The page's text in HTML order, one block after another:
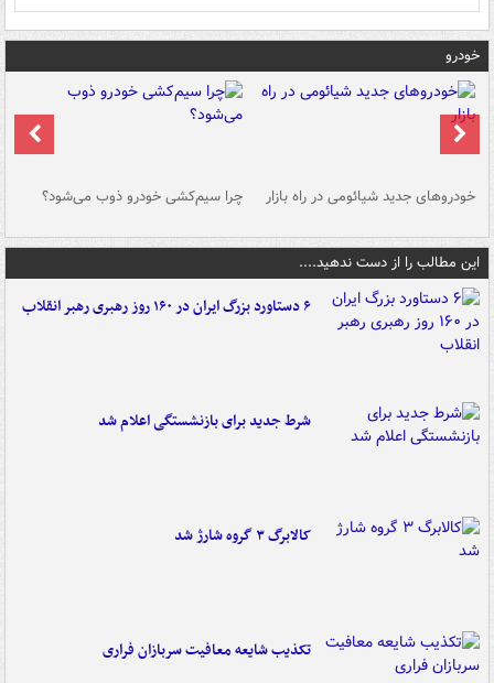
خودرو
خودروهای جدید شیائومی در راه بازار چرا سیم‌کشی خودرو ذوب می‌شود؟
این مطالب را از دست ندهید....
۶ دستاورد بزرگ ایران در ۱۶۰ روز رهبری رهبر انقلاب
شرط جدید برای بازنشستگی اعلام شد
کالابرگ ۳ گروه شارژ شد
تکذیب شایعه معافیت سربازان فراری